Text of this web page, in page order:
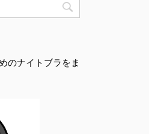
のナイトブラをま